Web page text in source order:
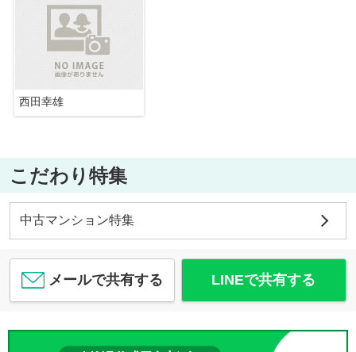
西田幸雄
こだわり特集
中古マンション特集
メールで共有する LINEで共有する